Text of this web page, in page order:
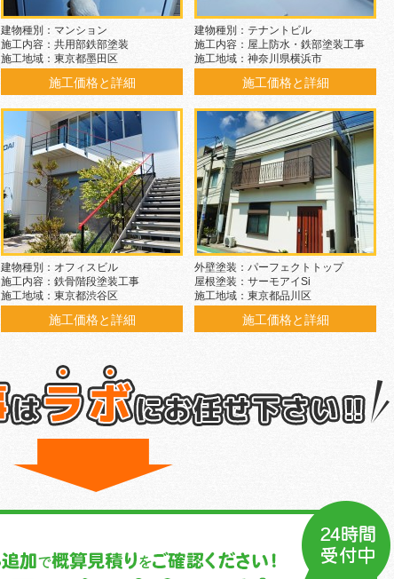
建物種別：マンション
施工内容：共用部鉄部塗装
施工地域：東京都墨田区
施工価格と詳細
建物種別：テナントビル
施工内容：屋上防水・鉄部塗装工事
施工地域：神奈川県横浜市
施工価格と詳細
建物種別：オフィスビル
施工内容：鉄骨階段塗装工事
施工地域：東京都渋谷区
施工価格と詳細
外壁塗装：パーフェクトトップ
屋根塗装：サーモアイSi
施工地域：東京都品川区
施工価格と詳細